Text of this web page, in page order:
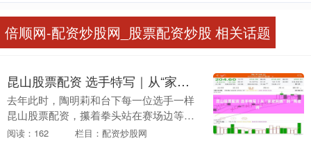
倍顺网-配资炒股网_股票配资炒股 相关话题
昆山股票配资 选手特写｜从“家政阿姨”到“陶老师”
去年此时，陶明莉和台下每一位选手一样
昆山股票配资，攥着拳头站在赛场边等待
上场。一年后，她回到第七届“南粤家政”
阅读：162 栏目：配资炒股网